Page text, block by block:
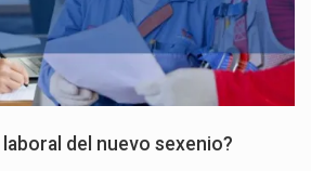
laboral del nuevo sexenio?